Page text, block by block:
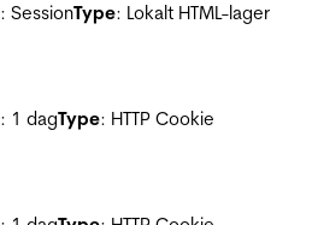
: SessionType: Lokalt HTML-lager
: 1 dagType: HTTP Cookie